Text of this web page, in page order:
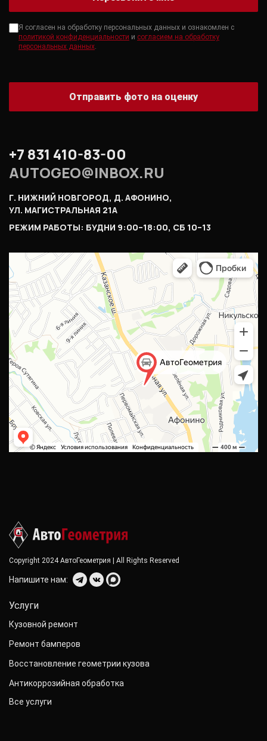
Я согласен на обработку персональных данных и ознакомлен с
политикой конфиденциальности и согласием на обработку
персональных данных.
Отправить фото на оценку
+7 831 410-83-00
AUTOGEO@INBOX.RU
Г. НИЖНИЙ НОВГОРОД, Д. АФОНИНО,
УЛ. МАГИСТРАЛЬНАЯ 21А
РЕЖИМ РАБОТЫ: БУДНИ 9:00–18:00, СБ 10–13
Copyright 2024 АвтоГеометрия | All Rights Reserved
Напишите нам:
Услуги
Кузовной ремонт
Ремонт бамперов
Восстановление геометрии кузова
Антикоррозийная обработка
Все услуги